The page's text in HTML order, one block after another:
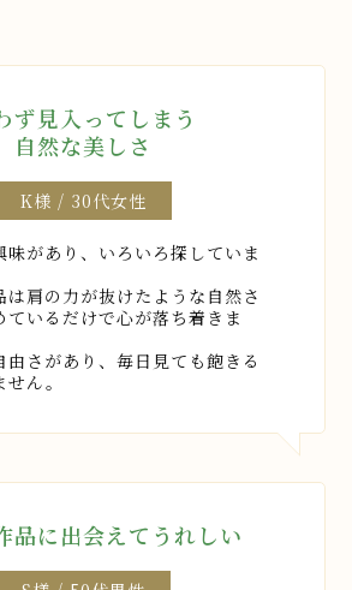
ず見入ってしまう
自然な美しさ
K様 / 30代女性
味があり、いろいろ探していま
は肩の力が抜けたような自然さ
ているだけで心が落ち着きま
由さがあり、毎日見ても飽きる
ん。
品に出会えてうれしい
調査を行います。
場合には、遅滞なく、当該個人情
を行います。
用停止等を行わない旨の決定をし
なく、これをユーザーに通知しま
らず、利用停止等に多額の費用を有
利用停止等を行うことが困難な場
ーザーの権利利益を保護するため
代わるべき措置をとれる場合は、
じるものとします。
容は、法令その他本ポリシーに別
更することができるものとします。